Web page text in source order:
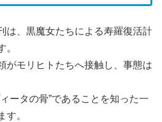
は、黒魔女たちによる寿羅復活計
。
がモリヒトたちへ接触し、事態は
ータの骨”であることを知った一
す。